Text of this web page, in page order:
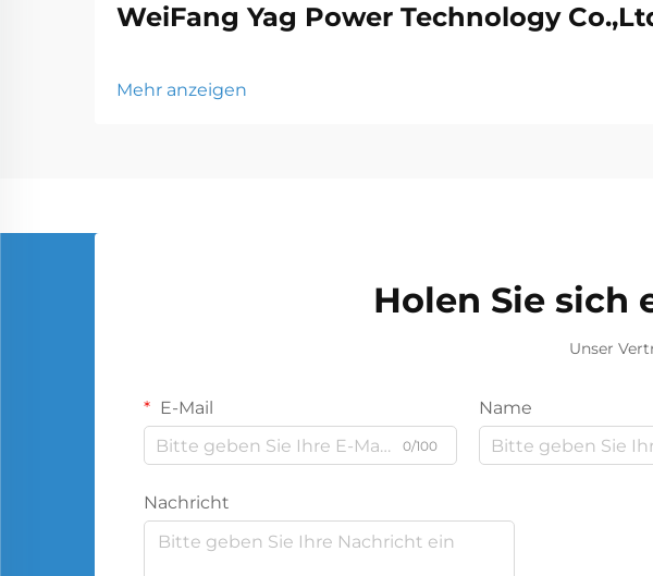
WeiFang Yag Power Technology
Mehr anzeigen
Holen Sie sich
Unser
E-Mail
0/100
Name
Nachricht